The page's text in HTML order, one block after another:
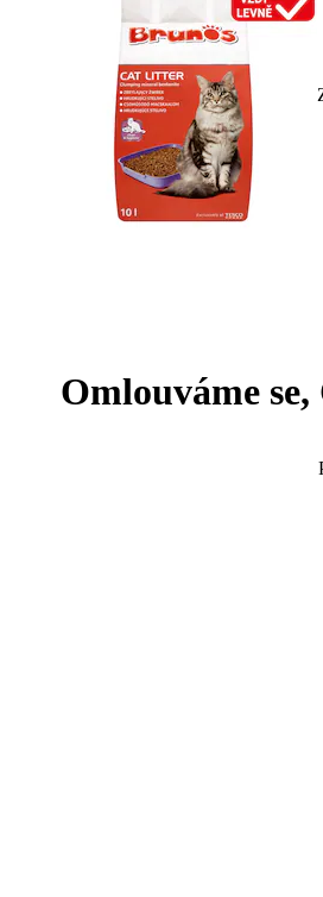
Omlouváme